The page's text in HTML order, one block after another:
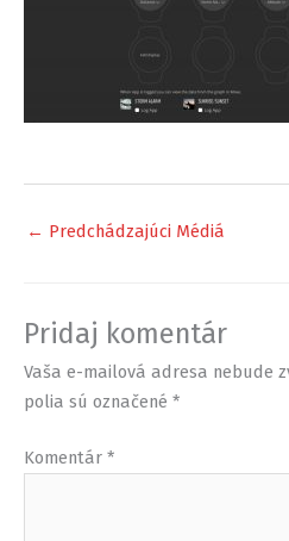
← Predchádzajúci Médiá
Pridaj komentár
Vaša e-mailová adresa nebude
polia sú označené *
Komentár *